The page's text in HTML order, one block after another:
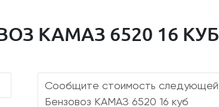
КАМАЗ 6520 16 КУБ